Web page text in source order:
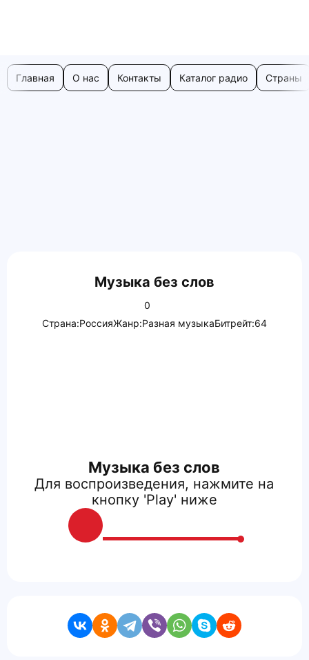
Главная О нас Контакты Каталог радио Страны
Музыка без слов
0
Страна:РоссияЖанр:Разная музыкаБитрейт:64
Музыка без слов
Для воспроизведения, нажмите на
кнопку 'Play' ниже